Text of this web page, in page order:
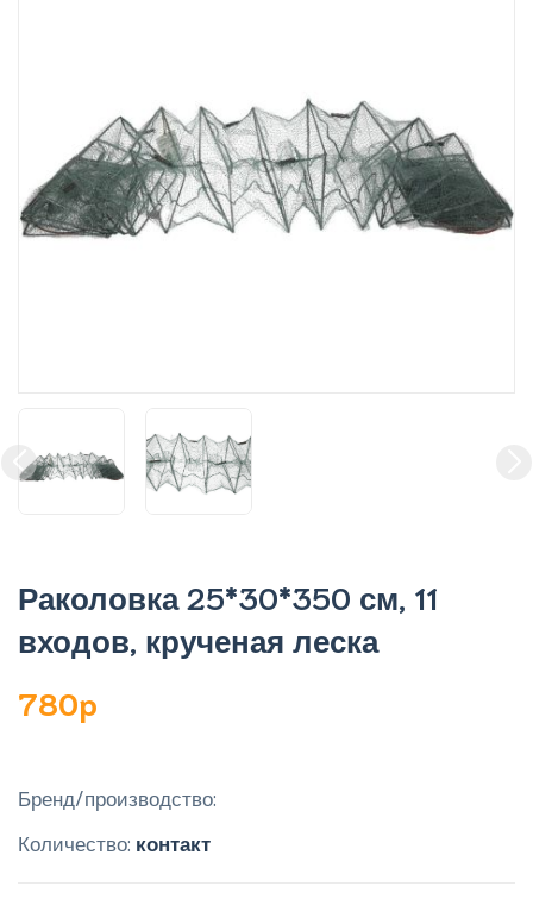
Раколовка 25*30*350 см, 11
входов, крученая леска
780p
Бренд/производство:
Количество: контакт